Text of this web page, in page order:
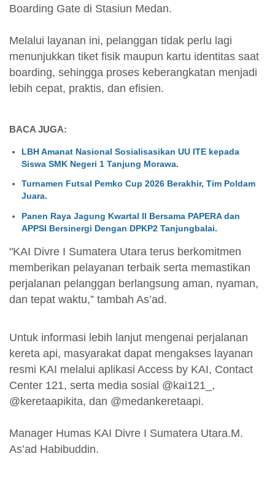
Boarding Gate di Stasiun Medan.
Melalui layanan ini, pelanggan tidak perlu lagi
menunjukkan tiket fisik maupun kartu identitas saat
boarding, sehingga proses keberangkatan menjadi
lebih cepat, praktis, dan efisien.
BACA JUGA:
LBH Amanat Nasional Sosialisasikan UU ITE kepada
Siswa SMK Negeri 1 Tanjung Morawa.
Turnamen Futsal Pemko Cup 2026 Berakhir, Tim Poldam
Juara.
Panen Raya Jagung Kwartal II Bersama PAPERA dan
APPSI Bersinergi Dengan DPKP2 Tanjungbalai.
"KAI Divre I Sumatera Utara terus berkomitmen
memberikan pelayanan terbaik serta memastikan
perjalanan pelanggan berlangsung aman, nyaman,
dan tepat waktu,” tambah As’ad.
Untuk informasi lebih lanjut mengenai perjalanan
kereta api, masyarakat dapat mengakses layanan
resmi KAI melalui aplikasi Access by KAI, Contact
Center 121, serta media sosial @kai121_,
@keretaapikita, dan @medankeretaapi.
Manager Humas KAI Divre I Sumatera Utara.M.
As’ad Habibuddin.